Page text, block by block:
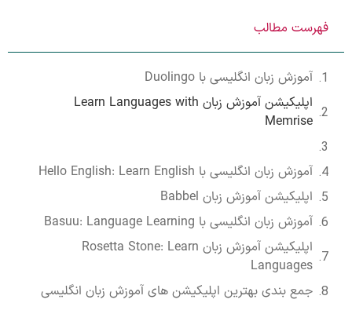
فهرست مطالب
آموزش زبان انگلیسی با Duolingo
اپلیکیشن آموزش زبان Learn Languages with
Memrise
آموزش زبان انگلیسی با Hello English: Learn English
اپلیکیشن آموزش زبان Babbel
آموزش زبان انگلیسی با Basuu: Language Learning
اپلیکیشن آموزش زبان Rosetta Stone: Learn
Languages
جمع بندی بهترین اپلیکیشن های آموزش زبان انگلیسی